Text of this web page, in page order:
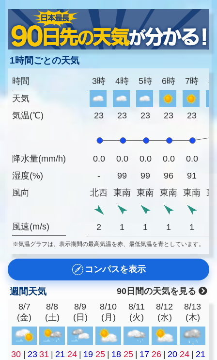
1時間ごとの天気
時間
天気
気温(℃)
降水量(mm/h)
湿度(%)
風向
風速(m/s)
3時 4時 5時 6時 7時 8
23 23 23 23 23
0.0 0.0 0.0 0.0 0.0
-
99 99 96 91
北西
東南 東南 東南 東南 東
2 1 1 1 1
※気温グラフは、表示期間の最高気温を赤、最低気温を青としています。
コンパスを表示
週間天気
90日間の天気を見る
8/7
(金)
8/8
(土)
8/9
(日)
8/10
(月)
8/11
(火)
8/12
(水)
8/13
(木)
30 | 23 31 | 21 24 | 19 25 | 18 25 | 17 26 | 20 24 | 21